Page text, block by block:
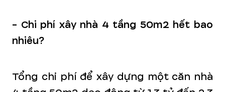
- Chi phí xây nhà 4 tầng 50m2 hết bao
nhiêu?
Tổng chi phí để xây dựng một căn nhà